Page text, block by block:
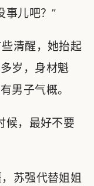
儿吧？”
清醒，她抬起
岁，身材魁
男子气概。
候，最好不要
苏强代替姐姐